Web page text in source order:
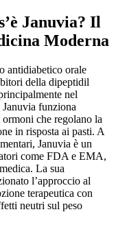
Januvia? Il
Moderna
antidiabetico orale
della dipeptidil
nel
funziona
che regolano la
in risposta ai pasti. A
Januvia è un
come FDA e EMA,
La sua
l’approccio al
terapeutica con
neutri sul peso